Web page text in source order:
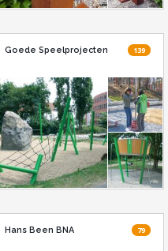
139
Goede Speelprojecten
79
Hans Been BNA